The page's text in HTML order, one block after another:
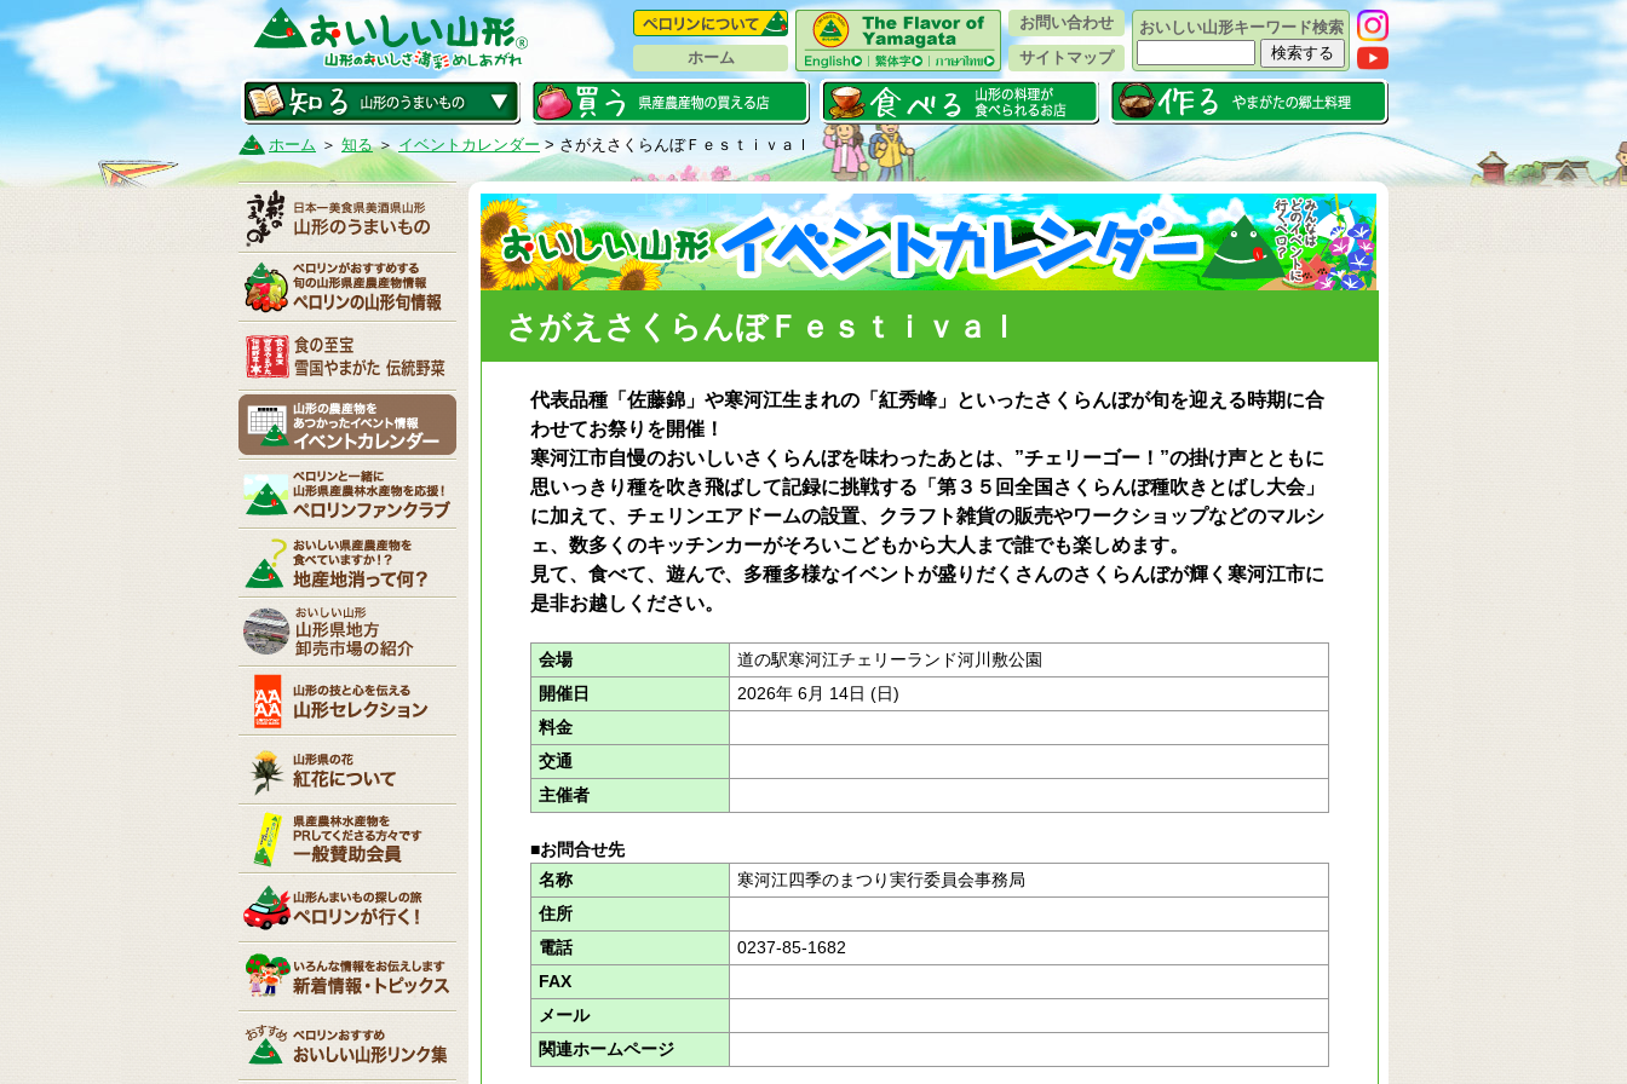
おいしい山形キーワード検索
ホーム
お問い合わせ
サイトマップ
ホーム ＞ 知る＞イベントカレンダー > さがえさくらんぼＦｅｓｔｉｖａｌ
さがえさくらんぼＦｅｓｔｉｖａｌ
代表品種「佐藤錦」や寒河江生まれの「紅秀峰」といったさくらんぼが旬を迎える時期に合
わせてお祭りを開催！
寒河江市自慢のおいしいさくらんぼを味わったあとは、”チェリーゴー！”の掛け声とともに
思いっきり種を吹き飛ばして記録に挑戦する「第３５回全国さくらんぼ種吹きとばし大会」
に加えて、チェリンエアドームの設置、クラフト雑貨の販売やワークショップなどのマルシ
ェ、数多くのキッチンカーがそろいこどもから大人まで誰でも楽しめます。
見て、食べて、遊んで、多種多様なイベントが盛りだくさんのさくらんぼが輝く寒河江市に
是非お越しください。
会場
道の駅寒河江チェリーランド河川敷公園
開催日
2026年 6月 14日 (日)
料金
交通
主催者
■お問合せ先
名称
寒河江四季のまつり実行委員会事務局
住所
電話
0237-85-1682
FAX
メール
関連ホームページ